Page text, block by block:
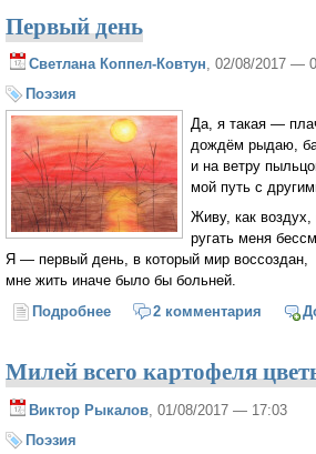
Первый день
Светлана Коппел-Ковтун, 02/08/2017 —
Поэзия
Да, я такая —
дождём рыдаю,
и на ветру
мой путь с
Живу, как
ругать меня
Я — первый день, в который мир воссоздан,
мне жить иначе было бы больней.
Подробнее о Первый день
2 комментария
Милей всего картофеля
Виктор Рыкалов, 01/08/2017 — 17:03
Поэзия